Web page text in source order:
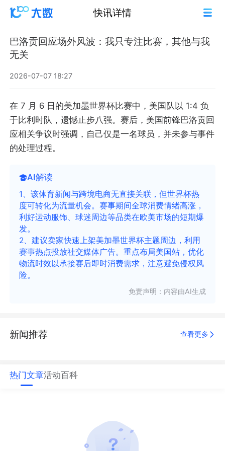
快讯详情
巴洛贡回应场外风波：我只专注比赛，其他与我
无关
2026-07-07 18:27
在 7 月 6 日的美加墨世界杯比赛中，美国队以 1:4 负
于比利时队，遗憾止步八强。赛后，美国前锋巴洛贡回
应相关争议时强调，自己仅是一名球员，并未参与事件
的处理过程。
AI解读
1、该体育新闻与跨境电商无直接关联，但世界杯热
度可转化为流量机会。赛事期间全球消费情绪高涨，
利好运动服饰、球迷周边等品类在欧美市场的短期爆
发。
2、建议卖家快速上架美加墨世界杯主题周边，利用
赛事热点投放社交媒体广告。重点布局美国站，优化
物流时效以承接赛后即时消费需求，注意避免侵权风
险。
免责声明：内容由AI生成
新闻推荐 查看更多
热门文章活动百科